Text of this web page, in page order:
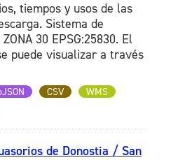
tiempos y usos de las
Sistema de
30 EPSG:25830. El
puede visualizar a través
CSV
WMS
de Donostia / San